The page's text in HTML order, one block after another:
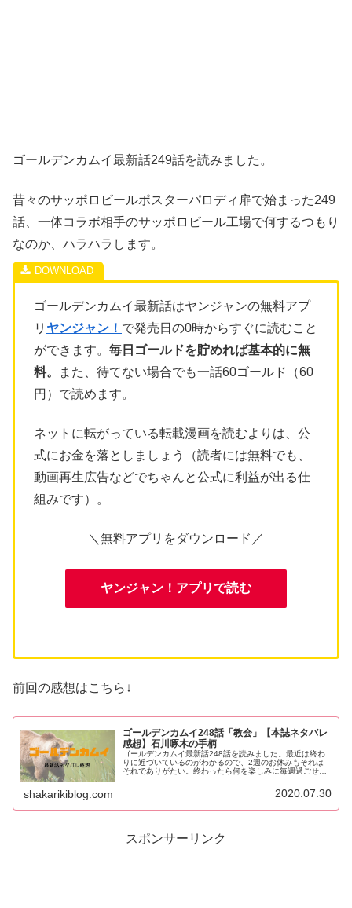
ゴールデンカムイ最新話249話を読みました。
昔々のサッポロビールポスターパロディ扉で始まった249
話、一体コラボ相手のサッポロビール工場で何するつもり
なのか、ハラハラします。
ゴールデンカムイ最新話はヤンジャンの無料アプ
リ ヤンジャン！ で発売日の0時からすぐに読むこと
ができます。 毎日ゴールドを貯めれば基本的に無
料。
また、待てない場合でも一話60ゴールド（60
円）で読めます。
ネットに転がっている転載漫画を読むよりは、公
式にお金を落としましょう（読者には無料でも、
動画再生広告などでちゃんと公式に利益が出る仕
組みです）。
＼無料アプリをダウンロード／
ヤンジャン！アプリで読む
前回の感想はこちら↓
ゴールデンカムイ248話「教会」【本誌ネタバレ
感想】石川啄木の手柄
ゴールデンカムイ最新話248話を読みました。最近は終わ
りに近づいているのがわかるので、2週のお休みもそれは
それでありがたい。終わったら何を楽しみに毎週過ごせば
shakarikiblog.com 2020.07.30
スポンサーリンク